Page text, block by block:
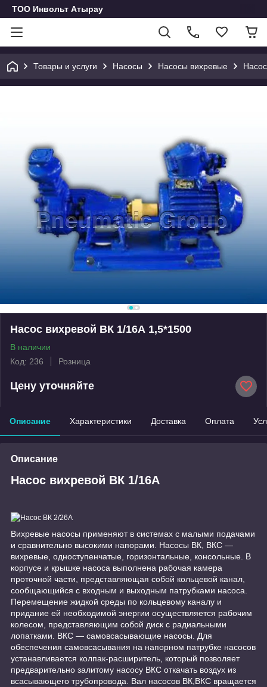
ТОО Инвольт Атырау
Товары и услуги Насосы Насосы вихревые
Насос вихревой ВК 1/16А 1,5*1500
В наличии
Код: 236
Розница
Цену уточняйте
Описание Характеристики Доставка Оплата
Описание
Насос вихревой ВК 1/16А
Вихревые насосы применяют в системах с малыми подачами
и сравнительно высокими напорами. Насосы ВК, ВКС ―
вихревые, одноступенчатые, горизонтальные, консольные. В
корпусе и крышке насоса выполнена рабочая камера
проточной части, представляющая собой кольцевой канал,
сообщающийся с входным и выходным патрубками насоса.
Перемещение жидкой среды по кольцевому каналу и
придание ей необходимой энергии осуществляется рабочим
колесом, представляющим собой диск с радиальными
лопатками. ВКС ― самовсасывающие насосы. Для
обеспечения самовсасывания на напорном патрубке насосов
устанавливается колпак-расширитель, который позволяет
предварительно залитому насосу ВКС откачать воздух из
всасывающего трубопровода. Вал насосов ВК,ВКС вращается